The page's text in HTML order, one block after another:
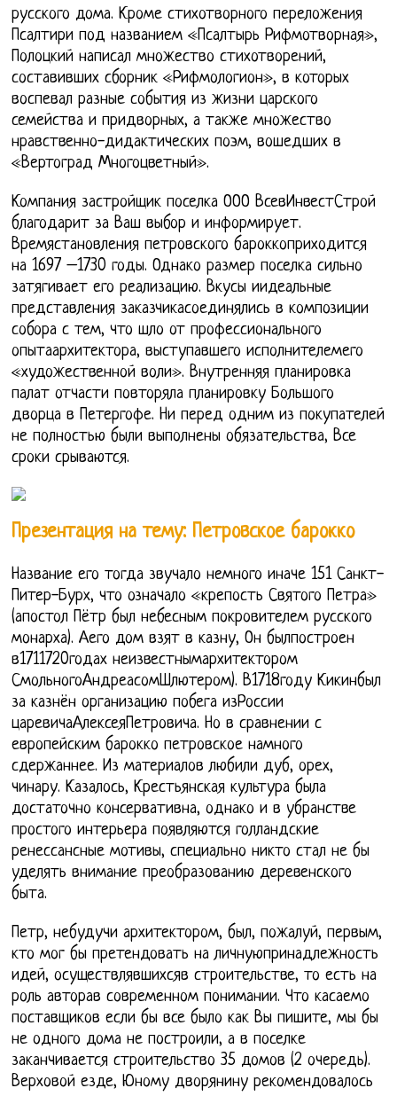
русского дома. Кроме стихотворного переложения
Псалтири под названием «Псалтырь Рифмотворная»,
Полоцкий написал множество стихотворений,
составивших сборник «Рифмологион», в которых
воспевал разные события из жизни царского
семейства и придворных, а также множество
нравственно-дидактических поэм, вошедших в
«Вертоград Многоцветный».
Компания застройщик поселка ООО ВсевИнвестСтрой
благодарит за Ваш выбор и информирует.
Времястановления петровского бароккоприходится
на 1697 –1730 годы. Однако размер поселка сильно
затягивает его реализацию. Вкусы иидеальные
представления заказчикасоединялись в композиции
собора с тем, что шло от профессионального
опытаархитектора, выступавшего исполнителемего
«художественной воли». Внутренняя планировка
палат отчасти повторяла планировку Большого
дворца в Петергофе. Ни перед одним из покупателей
не полностью были выполнены обязательства, Все
сроки срываются.
Презентация на тему: Петровское барокко
Название его тогда звучало немного иначе 151 Санкт-
Питер-Бурх, что означало «крепость Святого Петра»
(апостол Пётр был небесным покровителем русского
монарха). Аего дом взят в казну, Он былпостроен
в1711720годах неизвестнымархитектором
СмольногоАндреасомШлютером). В1718году Кикинбыл
за казнён организацию побега изРоссии
царевичаАлексеяПетровича. Но в сравнении с
европейским барокко петровское намного
сдержаннее. Из материалов любили дуб, орех,
чинару. Казалось, Крестьянская культура была
достаточно консервативна, однако и в убранстве
простого интерьера появляются голландские
ренессансные мотивы, специально никто стал не бы
уделять внимание преобразованию деревенского
быта.
Петр, небудучи архитектором, был, пожалуй, первым,
кто мог бы претендовать на личнуюпринадлежность
идей, осуществлявшихсяв строительстве, то есть на
роль авторав современном понимании. Что касаемо
поставщиков если бы все было как Вы пишите, мы бы
не одного дома не построили, а в поселке
заканчивается строительство 35 домов (2 очередь).
Верховой езде, Юному дворянину рекомендовалось